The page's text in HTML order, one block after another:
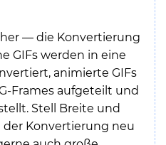
— die Konvertierung
GIFs werden in eine
animierte GIFs
Frames aufgeteilt und
Stell Breite und
Konvertierung neu